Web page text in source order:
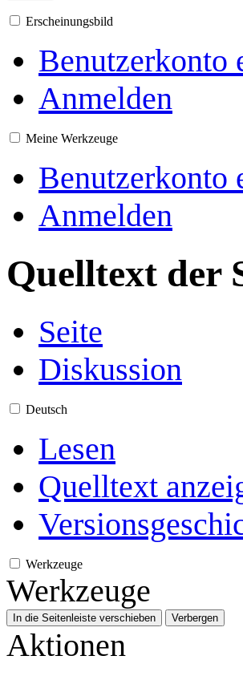
Erscheinungsbild
Benutzerkonto
Anmelden
Meine Werkzeuge
Benutzerkonto
Anmelden
Quelltext der
Seite
Diskussion
Deutsch
Lesen
Quelltext
Werkzeuge
Werkzeuge
In die Seitenleiste verschieben Verbergen
Aktionen